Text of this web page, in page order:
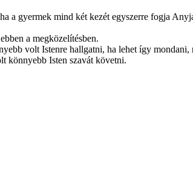
a gyermek mind két kezét egyszerre fogja
a megközelítésben.
volt Istenre hallgatni, ha lehet így mondani,
könnyebb Isten szavát követni.